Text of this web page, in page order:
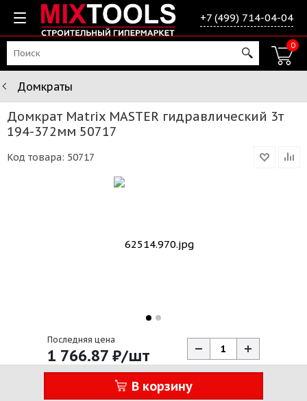
+7 (499) 714-04-04
0
Домкраты
Домкрат Matrix MASTER гидравлический 3т
194-372мм 50717
Код товара: 50717
Последняя цена
1 766.87 ₽/шт
В корзину